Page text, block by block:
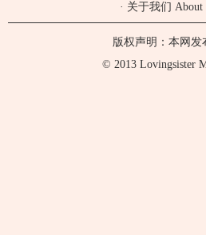
· 关于我们 About
版权声明：本网发
© 2013 Lovingsister